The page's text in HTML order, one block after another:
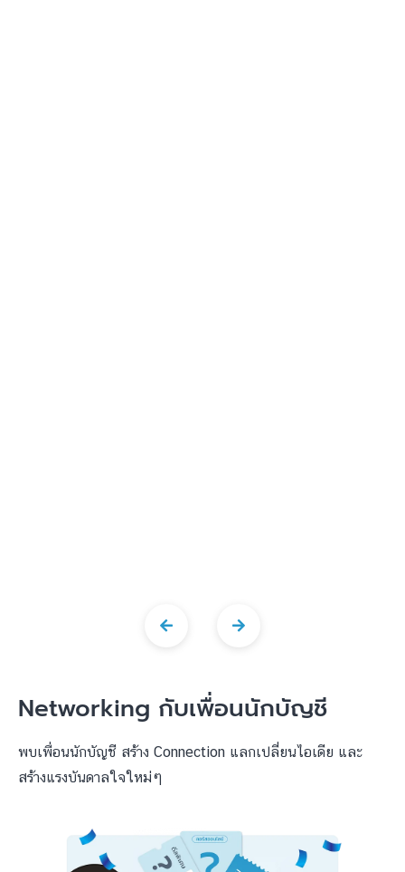
Networking กับเพื่อนนักบัญชี
พบเพื่อนนักบัญชี สร้าง Connection แลกเปลี่ยนไอเดีย และ
สร้างแรงบันดาลใจใหม่ๆ